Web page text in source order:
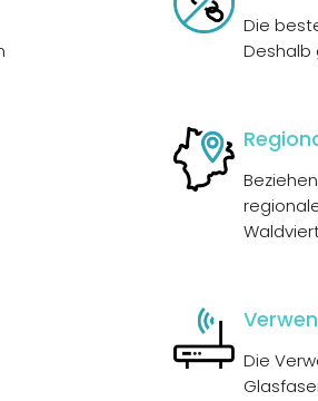
Die
Deshalb
Die